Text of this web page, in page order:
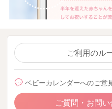
ご利用のル
ベビーカレンダーへのご意
ご質問・お問